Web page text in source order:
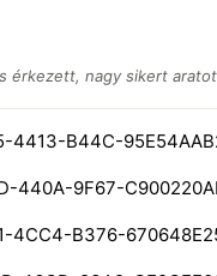
érkezett, nagy sikert